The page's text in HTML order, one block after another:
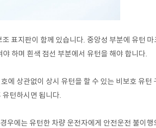
표지판이 함께 있습니다. 중앙성 부분에 유턴
하며 흰색 점선 부분에서 유턴을 해야 합니다.
에 상관없이 상시 유턴을 할 수 있는 비보호 유턴
턴하시면 됩니다.
우에는 유턴한 차량 운전자에게 안전운전 불이행